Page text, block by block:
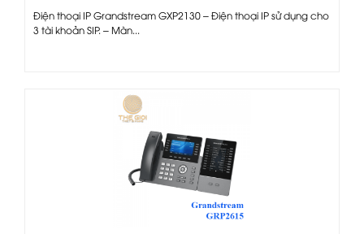
Điện thoại IP Grandstream GXP2130 – Điện thoại IP sử dụng cho
3 tài khoản SIP. – Màn...